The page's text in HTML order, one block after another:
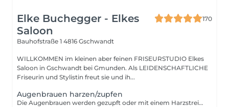
Elke Buchegger - Elkes
Saloon
170
Bauhofstraße 1 4816 Gschwandt
WILLKOMMEN im kleinen aber feinen FRISEURSTUDIO Elkes
Saloon in Gschwandt bei Gmunden. Als LEIDENSCHAFTLICHE
Friseurin und Stylistin freut sie und ih...
Augenbrauen harzen/zupfen
Die Augenbrauen werden gezupft oder mit einem Harzstreifen geformt.